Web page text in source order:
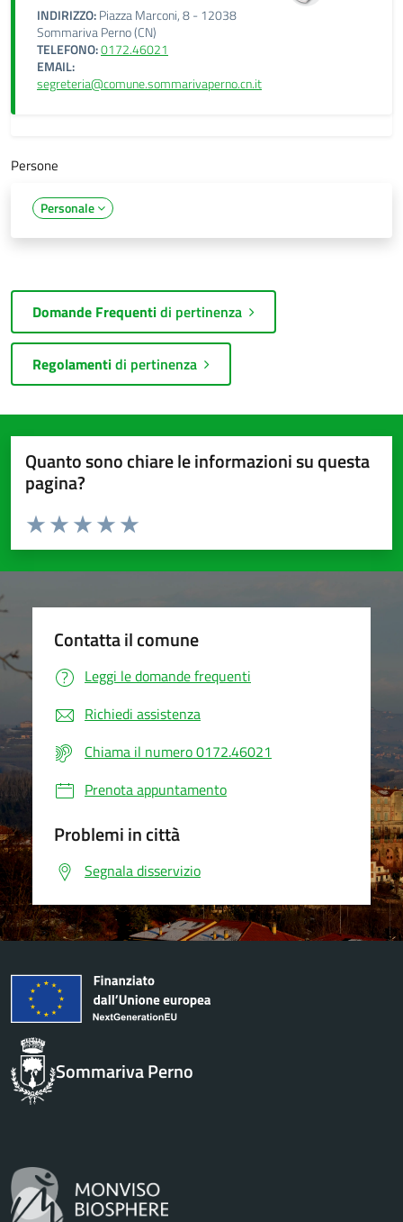
INDIRIZZO:Piazza Marconi, 8 - 12038
Sommariva Perno (CN)
TELEFONO:0172.46021
EMAIL:
segreteria@comune.sommarivaperno.cn.it
Persone
Personale
Domande Frequentidi pertinenza
Regolamentidi pertinenza
Quanto sono chiare le informazioni su questa
pagina?
Valuta da 1 a 5 stelle la pagina
Valuta 5 stelle su 5
Valuta 4 stelle su 5
Valuta 3 stelle su 5
Valuta 2 stelle su 5
Valuta 1 stelle su 5
Contatta il comune
Leggi le domande frequenti
Richiedi assistenza
Chiama il numero 0172.46021
Prenota appuntamento
Problemi in città
Segnala disservizio
Sommariva Perno